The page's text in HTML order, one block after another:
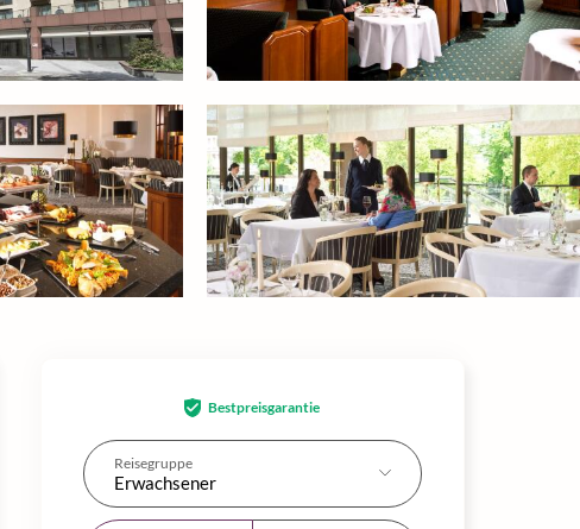
Bestpreisgarantie
Reisegruppe
Erwachsener